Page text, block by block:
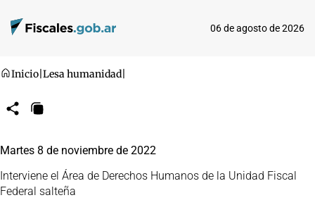
06 de agosto de 2026
Inicio Lesa humanidad
CompartirCopiar
Martes 8 de noviembre de 2022
Interviene el Área de Derechos Humanos de la Unidad Fiscal
Federal salteña